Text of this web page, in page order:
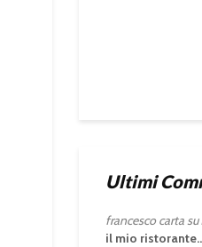
Ultimi
francesco cartasu
il mio